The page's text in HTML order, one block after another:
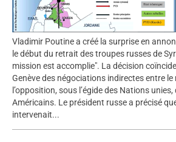
Vladimir Poutine a créé la surprise en
le début du retrait des troupes russes de
mission est accomplie". La décision
Genève des négociations indirectes entre le
l’opposition, sous l’égide des Nations
Américains. Le président russe a précisé
intervenait...